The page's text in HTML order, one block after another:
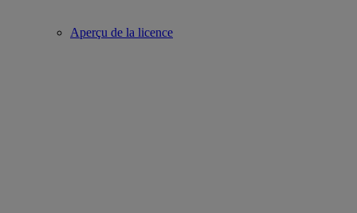
Aperçu de la licence